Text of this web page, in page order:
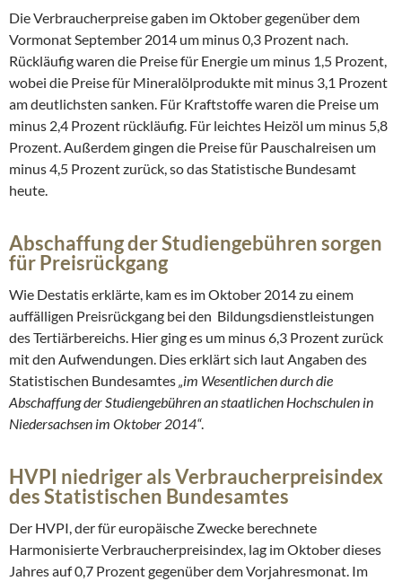
Die Verbraucherpreise gaben im Oktober gegenüber dem
Vormonat September 2014 um minus 0,3 Prozent nach.
Rückläufig waren die Preise für Energie um minus 1,5 Prozent,
wobei die Preise für Mineralölprodukte mit minus 3,1 Prozent
am deutlichsten sanken. Für Kraftstoffe waren die Preise um
minus 2,4 Prozent rückläufig. Für leichtes Heizöl um minus 5,8
Prozent. Außerdem gingen die Preise für Pauschalreisen um
minus 4,5 Prozent zurück, so das Statistische Bundesamt
heute.
Abschaffung der Studiengebühren sorgen
für Preisrückgang
Wie Destatis erklärte, kam es im Oktober 2014 zu einem
auffälligen Preisrückgang bei den Bildungsdienstleistungen
des Tertiärbereichs. Hier ging es um minus 6,3 Prozent zurück
mit den Aufwendungen. Dies erklärt sich laut Angaben des
Statistischen Bundesamtes„im Wesentlichen durch die
Abschaffung der Studiengebühren an staatlichen Hochschulen in
Niedersachsen im Oktober 2014“.
HVPI niedriger als Verbraucherpreisindex
des Statistischen Bundesamtes
Der HVPI, der für europäische Zwecke berechnete
Harmonisierte Verbraucherpreisindex, lag im Oktober dieses
Jahres auf 0,7 Prozent gegenüber dem Vorjahresmonat. Im